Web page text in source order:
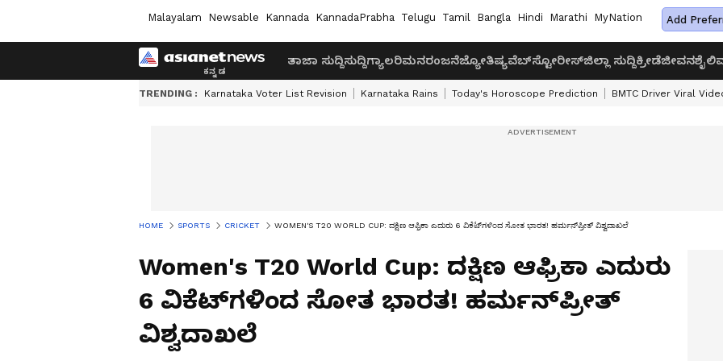
Malayalam Newsable Kannada KannadaPrabha Telugu Tamil Bangla Hindi Marathi MyNation Add
ತಾಜಾ ಸುದ್ದಿಸುದ್ದಿಗ್ಯಾಲರಿಮನರಂಜನೆಜ್ಯೋತಿಷ್ಯವೆಬ್‌ಸ್ಟೋರೀಸ್ಜಿಲ್ಲಾ ಸುದ್ದಿಕ್ರೀಡೆಜೀವನಶೈಲಿ
TRENDING : Karnataka Voter List Revision Karnataka Rains Today's Horoscope Prediction BMTC Driver Viral
HOME SPORTS CRICKET WOMEN'S T20 WORLD CUP: ದಕ್ಷಿಣ ಆಫ್ರಿಕಾ ಎದುರು 6 ವಿಕೆಟ್‌ಗಳಿಂದ ಸೋತ ಭಾರತ! ಹರ್ಮನ್‌ಪ್ರೀತ್ ವಿಶ್ವದಾಖಲೆ
Women's T20 World Cup: ದಕ್ಷಿಣ ಆಫ್ರಿಕಾ ಎದುರು
6 ವಿಕೆಟ್‌ಗಳಿಂದ ಸೋತ ಭಾರತ! ಹರ್ಮನ್‌ಪ್ರೀತ್
ವಿಶ್ವದಾಖಲೆ